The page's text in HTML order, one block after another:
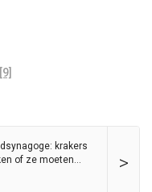
>
krakers
of ze moeten